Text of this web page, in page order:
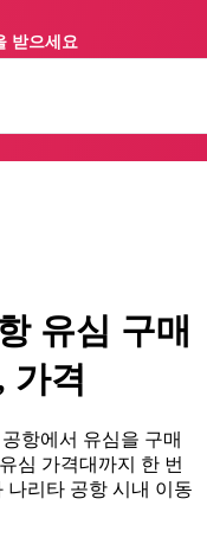
유심 구매
가격
항에서 유심을 구매
심 가격대까지 한 번
나리타 공항 시내 이동